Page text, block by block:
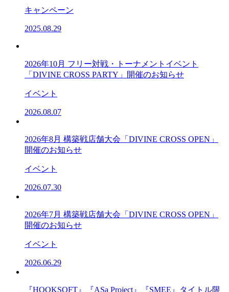
キャンペーン
2025.08.29
2026年10月 フリー対戦・トーナメントイベント
「DIVINE CROSS PARTY」開催のお知らせ
イベント
2026.08.07
2026年8月 構築戦店舗大会「DIVINE CROSS OPEN」
開催のお知らせ
イベント
2026.07.30
2026年7月 構築戦店舗大会「DIVINE CROSS OPEN」
開催のお知らせ
イベント
2026.06.29
『HOOKSOFT』『ASa Project』『SMEE』タイトル限